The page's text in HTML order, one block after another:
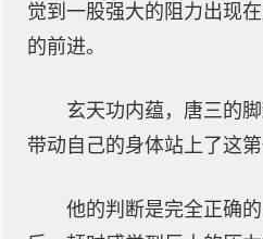
觉到一股强大的阻力出现
的前进。
玄天功内蕴，唐三的
带动自己的身体站上了这第
他的判断是完全正确